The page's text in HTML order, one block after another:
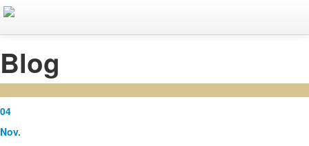
Über mich
Profil
Netzwerk
Blog
04
Nov.